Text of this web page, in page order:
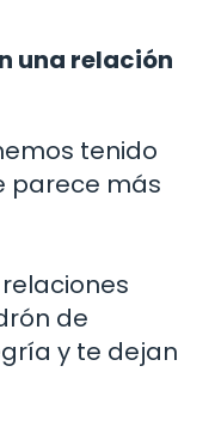
una relación
tenido
parece más
de
y te dejan